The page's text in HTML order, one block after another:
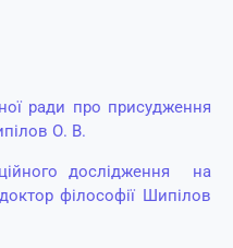
ради про присудження
О. В.
дослідження на
філософії Шипілов